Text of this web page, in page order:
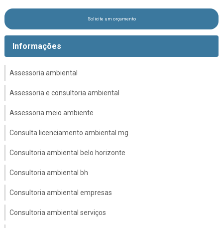
Solicite um orçamento
Informações
Assessoria ambiental
Assessoria e consultoria ambiental
Assessoria meio ambiente
Consulta licenciamento ambiental mg
Consultoria ambiental belo horizonte
Consultoria ambiental bh
Consultoria ambiental empresas
Consultoria ambiental serviços